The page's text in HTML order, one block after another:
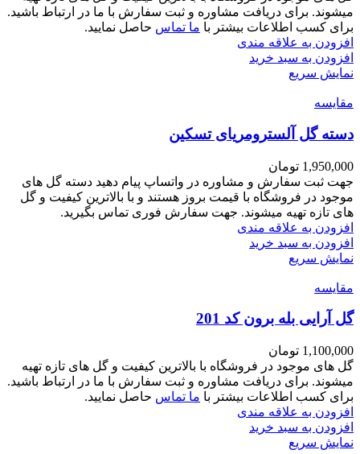
میشوند. برای دریافت مشاوره و ثبت سفارش با ما در ارتباط باشید.
برای کسب اطلاعات بیشتر با ما تماس حاصل نمایید.
افزودن به علاقه مندی
افزودن به سبد خرید
نمایش سریع
مقايسه
دسته گل آلسترومریای تسکین
1,950,000 تومان
جهت ثبت سفارش و مشاوره در واتساپ پیام دهید دسته گل های
موجود در فروشگاه با قیمت بروز هستند و با بالاترین کیفیت و گل
های تازه تهیه میشوند. جهت سفارش فوری تماس بگیرید.
افزودن به علاقه مندی
افزودن به سبد خرید
نمایش سریع
مقايسه
گل آرایی بله برون کد 201
1,100,000 تومان
گل های موجود در فروشگاه با بالاترین کیفیت و گل های تازه تهیه
میشوند. برای دریافت مشاوره و ثبت سفارش با ما در ارتباط باشید.
برای کسب اطلاعات بیشتر با ما تماس حاصل نمایید.
افزودن به علاقه مندی
افزودن به سبد خرید
نمایش سریع